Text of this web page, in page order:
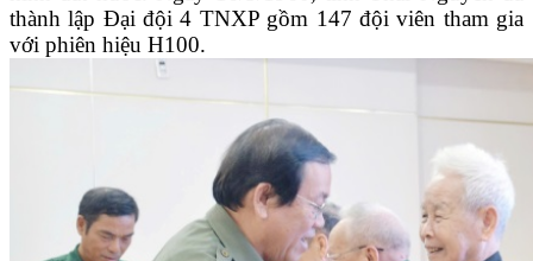
thành lập Đại đội 4 TNXP gồm 147 đội viên tham gia
với phiên hiệu H100.